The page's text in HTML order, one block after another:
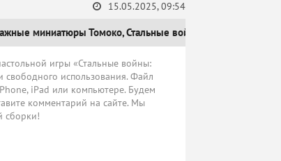
миниатюры Томоко,Стальные войны
15.05.2025, 09:54
игры «Стальные войны:
свободного использования. Файл
iPad или компьютере. Будем
комментарий на сайте. Мы
сборки!